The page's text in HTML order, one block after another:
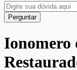
Perguntar
Ionomero